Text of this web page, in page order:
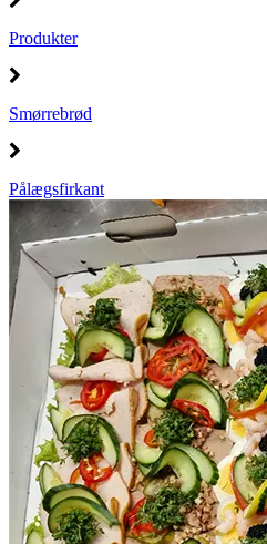
Produkter
Smørrebrød
Pålægsfirkant